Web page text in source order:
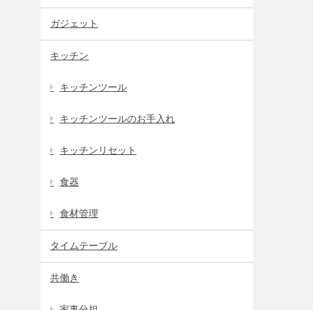
ガジェット
キッチン
キッチンツール
キッチンツールのお手入れ
キッチンリセット
食器
食材管理
タイムテーブル
共働き